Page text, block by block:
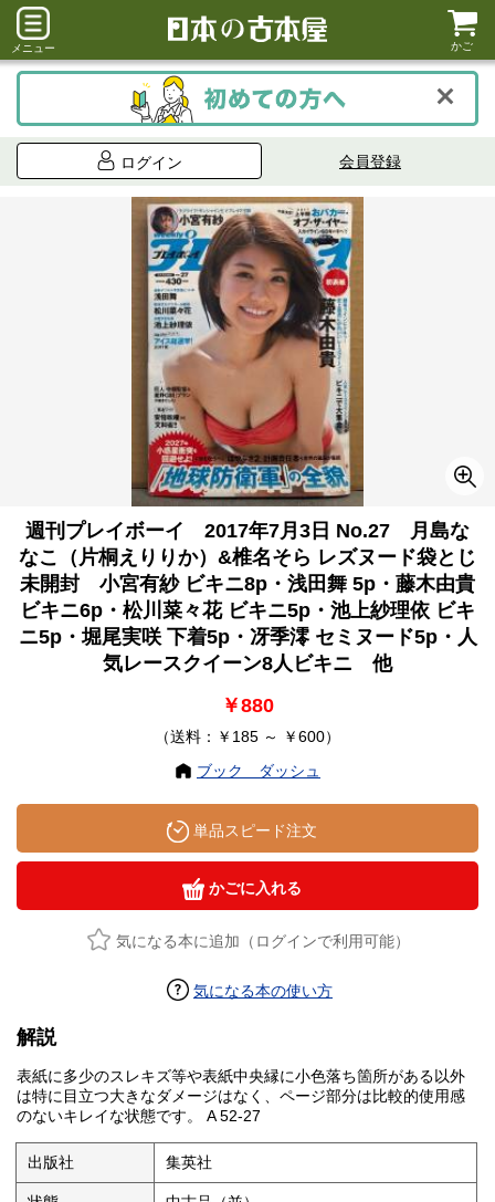
メニュー かご
ログイン 会員登録
週刊プレイボーイ 2017年7月3日 No.27 月島な
なこ（片桐えりりか）&椎名そら レズヌード袋とじ
未開封 小宮有紗 ビキニ8p・浅田舞 5p・藤木由貴
ビキニ6p・松川菜々花 ビキニ5p・池上紗理依 ビキ
ニ5p・堀尾実咲 下着5p・冴季澪 セミヌード5p・人
気レースクイーン8人ビキニ 他
￥880
（送料：￥185 ～ ￥600）
ブック ダッシュ
単品スピード注文
かごに入れる
気になる本に追加（ログインで利用可能）
気になる本の使い方
解説
表紙に多少のスレキズ等や表紙中央縁に小色落ち箇所がある以外
は特に目立つ大きなダメージはなく、ページ部分は比較的使用感
のないキレイな状態です。 A 52-27
出版社 集英社